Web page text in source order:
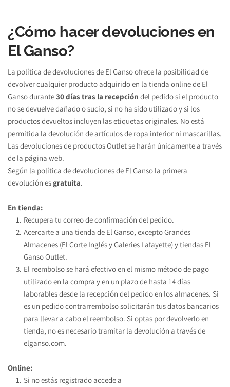
¿Cómo hacer devoluciones en
El Ganso?
La política de devoluciones de El Ganso ofrece la posibilidad de
devolver cualquier producto adquirido en la tienda online de El
Ganso durante 30 días tras la recepción del pedido si el producto
no se devuelve dañado o sucio, si no ha sido utilizado y si los
productos devueltos incluyen las etiquetas originales. No está
permitida la devolución de artículos de ropa interior ni mascarillas.
Las devoluciones de productos Outlet se harán únicamente a través
de la página web.
Según la política de devoluciones de El Ganso la primera
devolución es gratuita.
En tienda:
Recupera tu correo de confirmación del pedido.
Acercarte a una tienda de El Ganso, excepto Grandes
Almacenes (El Corte Inglés y Galeries Lafayette) y tiendas El
Ganso Outlet.
El reembolso se hará efectivo en el mismo método de pago
utilizado en la compra y en un plazo de hasta 14 días
laborables desde la recepción del pedido en los almacenes. Si
es un pedido contrarrembolso solicitarán tus datos bancarios
para llevar a cabo el reembolso. Si optas por devolverlo en
tienda, no es necesario tramitar la devolución a través de
elganso.com.
Online: